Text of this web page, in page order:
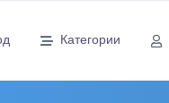
Категории